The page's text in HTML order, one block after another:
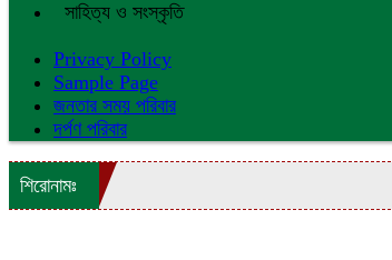
সাহিত্য ও সংস্কৃতি
Privacy Policy
Sample Page
জনতার সময় পরিবার
দর্পণ পরিবার
শিরোনামঃ